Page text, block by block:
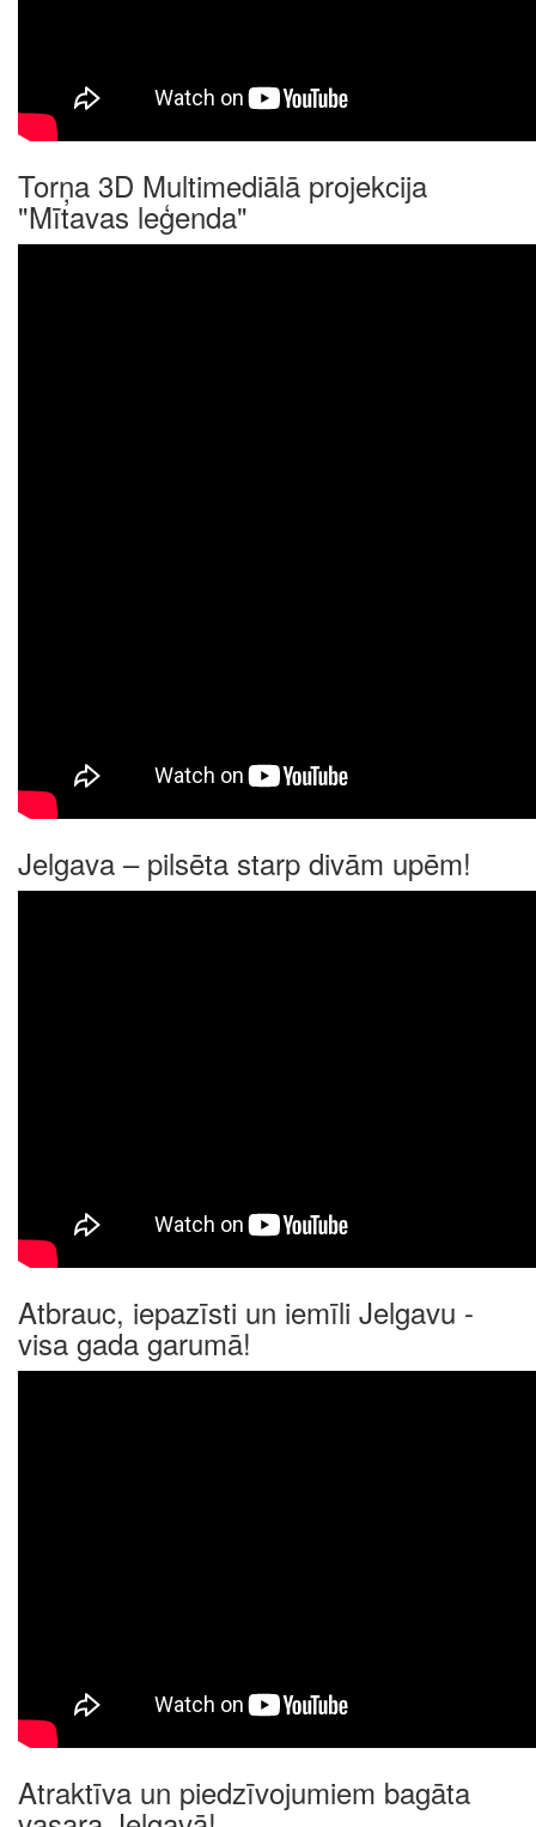
Torņa 3D Multimediālā projekcija
"Mītavas leģenda"
Jelgava – pilsēta starp divām upēm!
Atbrauc, iepazīsti un iemīli Jelgavu -
visa gada garumā!
Atraktīva un piedzīvojumiem bagāta